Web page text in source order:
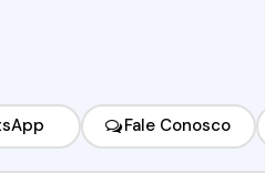
Fale Conosco